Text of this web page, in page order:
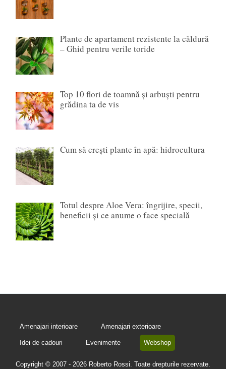
Plante de apartament rezistente la căldură
– Ghid pentru verile toride
Top 10 flori de toamnă și arbuști pentru
grădina ta de vis
Cum să crești plante în apă: hidrocultura
Totul despre Aloe Vera: îngrijire, specii,
beneficii și ce anume o face specială
Amenajari interioare Amenajari exterioare
Idei de cadouri Evenimente Webshop
Copyright © 2007 - 2026 Roberto Rossi. Toate drepturile rezervate.